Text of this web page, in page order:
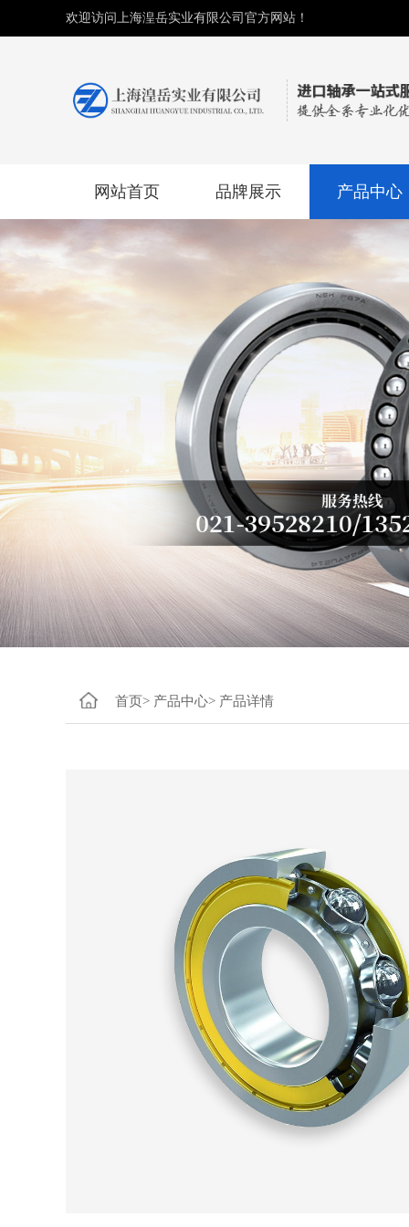
欢迎访问上海湟岳实业有限公司官方网站！
网站首页 品牌展示 产品中心
首页> 产品中心> 产品详情